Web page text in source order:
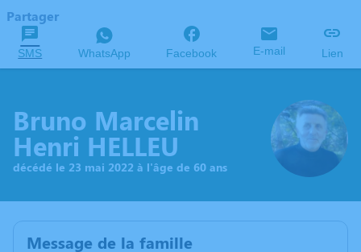
Partager
SMS WhatsApp Facebook E-mail Lien
Bruno Marcelin
Henri HELLEU
décédé le 23 mai 2022 à l'âge de 60 ans
Message de la famille